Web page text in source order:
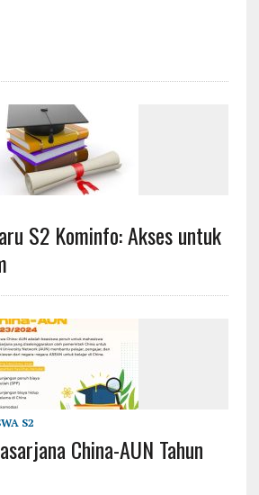
S2 Kominfo: Akses untuk
S2
China-AUN Tahun